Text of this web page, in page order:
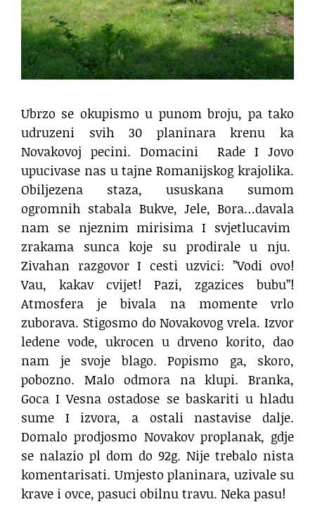
Ubrzo se okupismo u punom broju, pa tako
udruzeni svih 30 planinara krenu ka
Novakovoj pecini. Domacini
Rade I Jovo
upucivase nas u tajne Romanijskog krajolika.
Obiljezena staza, ususkana sumom
ogromnih stabala Bukve, Jele, Bora…davala
nam se njeznim mirisima I svjetlucavim
zrakama sunca koje su prodirale u nju.
Zivahan razgovor I cesti uzvici: ”Vodi ovo!
Vau, kakav cvijet! Pazi, zgazices bubu”!
Atmosfera je bivala na momente vrlo
zuborava. Stigosmo do Novakovog vrela. Izvor
ledene vode, ukrocen u drveno korito, dao
nam je svoje blago. Popismo ga, skoro,
pobozno. Malo odmora na klupi. Branka,
Goca I Vesna ostadose se baskariti u hladu
sume I izvora, a ostali nastavise dalje.
Domalo prodjosmo Novakov proplanak, gdje
se nalazio pl dom do 92g. Nije trebalo nista
komentarisati. Umjesto planinara, uzivale su
krave i ovce, pasuci obilnu travu. Neka pasu!